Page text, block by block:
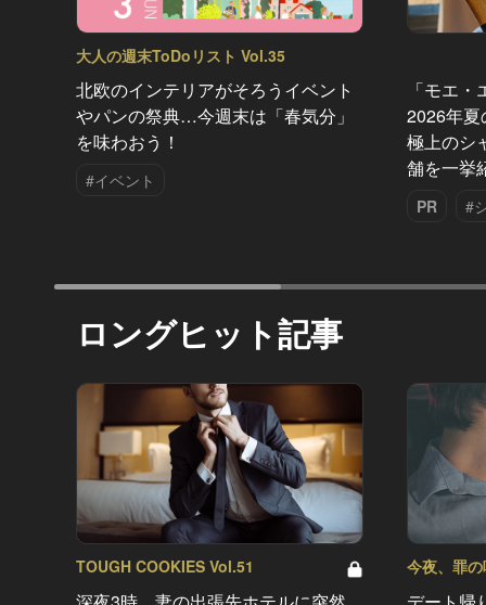
大人の週末ToDoリスト Vol.35
北欧のインテリアがそろうイベント
やパンの祭典…今週末は「春気分」
を味わおう！
#イベント
「モエ
2026年夏
極上のシ
舗を一挙
PR #
ロングヒット記事
TOUGH COOKIES Vol.51 今夜、罪